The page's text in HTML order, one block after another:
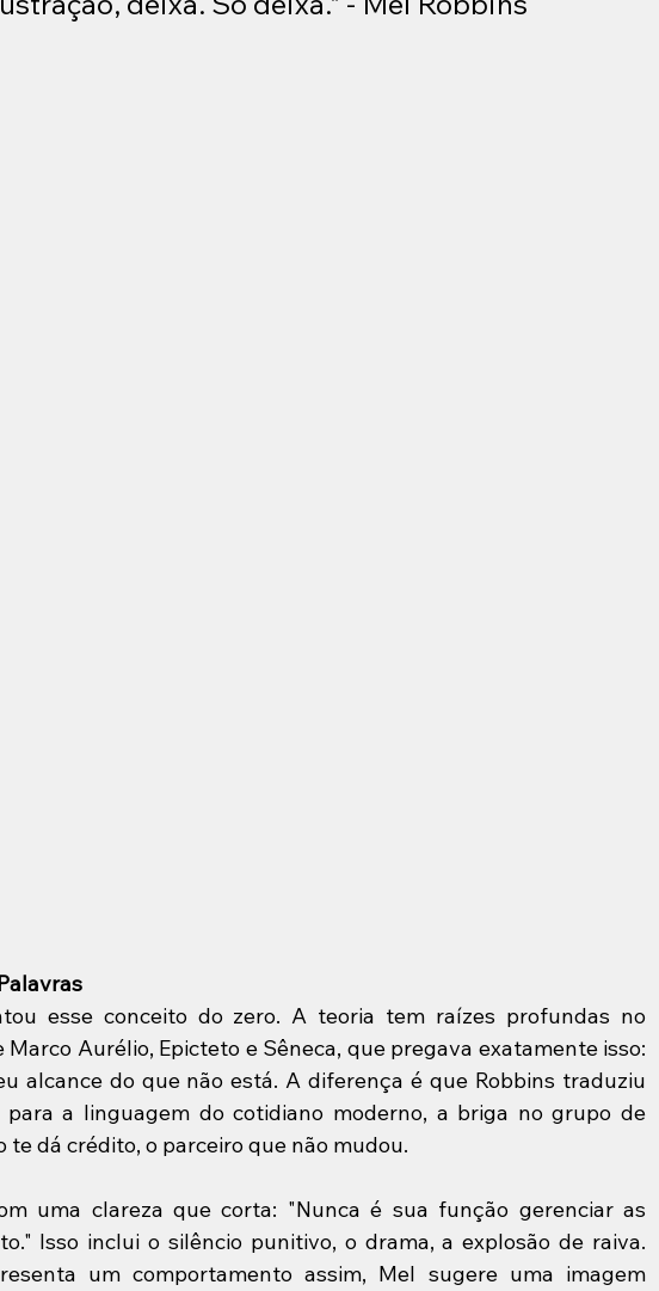
esse conceito do zero. A teoria tem raízes profundas no
Aurélio, Epicteto e Sêneca, que pregava exatamente isso:
alcance do que não está. A diferença é que Robbins traduziu
para a linguagem do cotidiano moderno, a briga no grupo de
te dá crédito, o parceiro que não mudou.
uma clareza que corta: "Nunca é sua função gerenciar as
Isso inclui o silêncio punitivo, o drama, a explosão de raiva.
um comportamento assim, Mel sugere uma imagem